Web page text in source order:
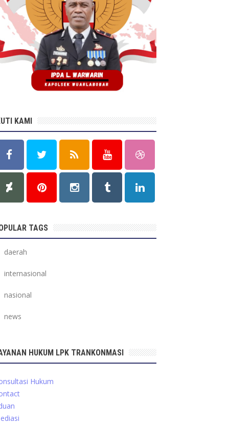
KAMI
TAGS
daerah
internasional
nasional
news
HUKUM LPK TRANKONMASI
Hukum